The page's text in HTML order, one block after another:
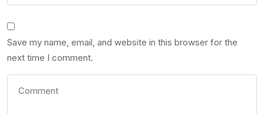
Save my name, email, and website in this browser for the
next time I comment.